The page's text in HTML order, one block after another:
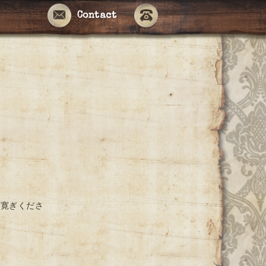
Contact
ぎくださ